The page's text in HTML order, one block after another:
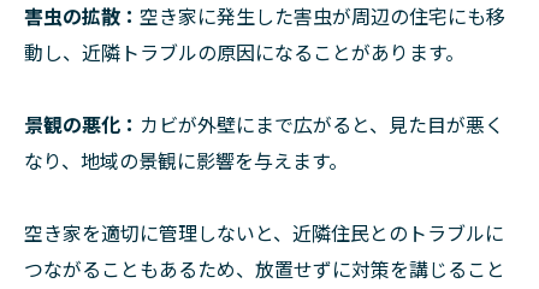
害虫の拡散： 空き家に発生した害虫が周辺の住宅にも移
動し、近隣トラブルの原因になることがあります。
景観の悪化： カビが外壁にまで広がると、見た目が悪く
なり、地域の景観に影響を与えます。
空き家を適切に管理しないと、近隣住民とのトラブルに
つながることもあるため、放置せずに対策を講じること